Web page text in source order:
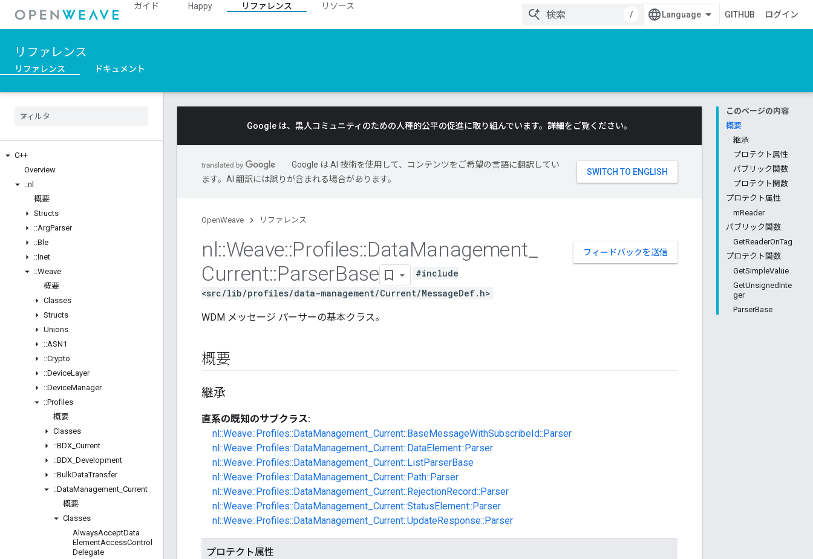
ガイド Happy リファレンス
リソース
/
GITHUB ログイン
リファレンス
リファレンス ドキュメント
C++
Overview
::nl
概要
Structs
::ArgParser
::Ble
::Inet
::Weave
概要
Classes
Structs
Unions
::ASN1
::Crypto
::DeviceLayer
::DeviceManager
::Profiles
概要
Classes
::BDX Current
::BDX Development
::BulkDataTransfer
::DataManagement Current
概要
Classes
AlwaysAcceptData
ElementAccessControl
Delegate
このページの内容
概要
継承
プロテクト属性
パブリック関数
プロテクト関数
プロテクト属性
mReader
パブリック関数
GetReaderOnTag
プロテクト関数
GetSimpleValue
GetUnsignedInte
ger
ParserBase
Google は、黒人コミュニティのための人種的公平の促進に取り組んでいます。 詳細をご覧ください。
Google は AI 技術を使用して、コンテンツをご希望の言語に翻訳してい
ます。AI 翻訳には誤りが含まれる場合があります。
OpenWeave リファレンス
フィードバックを送信
nl::Weave::Profiles::DataManagement
Current::ParserBase
#include
<src/lib/profiles/data-management/Current/MessageDef.h>
WDM メッセージ パーサーの基本クラス。
概要
継承
直系の既知のサブクラス:
nl::Weave::Profiles::DataManagement_Current::BaseMessageWithSubscribeId::Parser
nl::Weave::Profiles::DataManagement_Current::DataElement::Parser
nl::Weave::Profiles::DataManagement_Current::ListParserBase
nl::Weave::Profiles::DataManagement_Current::Path::Parser
nl::Weave::Profiles::DataManagement_Current::RejectionRecord::Parser
nl::Weave::Profiles::DataManagement_Current::StatusElement::Parser
nl::Weave::Profiles::DataManagement_Current::UpdateResponse::Parser
プロテクト属性